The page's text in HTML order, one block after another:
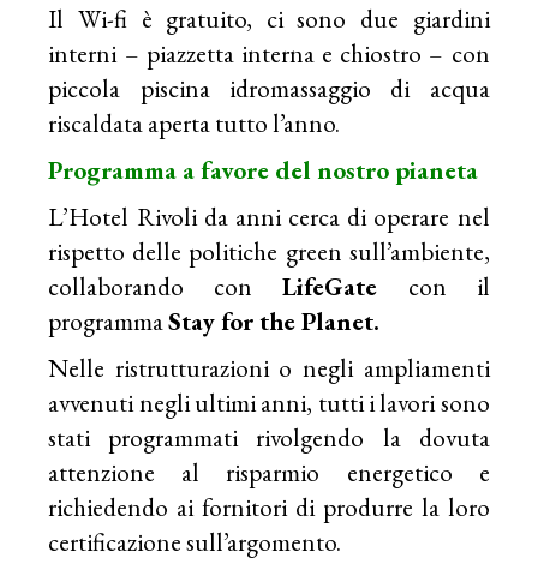
Il Wi-fi è gratuito, ci sono due giardini
interni – piazzetta interna e chiostro – con
piccola piscina idromassaggio di acqua
riscaldata aperta tutto l’anno.
Programma a favore del nostro pianeta
L’Hotel Rivoli da anni cerca di operare nel
rispetto delle politiche green sull’ambiente,
collaborando con LifeGate con il
programmaStay for the Planet.
Nelle ristrutturazioni o negli ampliamenti
avvenuti negli ultimi anni, tutti i lavori sono
stati programmati rivolgendo la dovuta
attenzione al risparmio energetico e
richiedendo ai fornitori di produrre la loro
certificazione sull’argomento.